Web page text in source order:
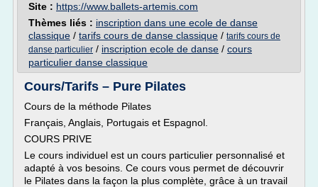
Site : https://www.ballets-artemis.com
Thèmes liés : inscription dans une ecole de danse
classique / tarifs cours de danse classique / tarifs cours de
danse particulier / inscription ecole de danse / cours
particulier danse classique
Cours/Tarifs – Pure Pilates
Cours de la méthode Pilates
Français, Anglais, Portugais et Espagnol.
COURS PRIVE
Le cours individuel est un cours particulier personnalisé et
adapté à vos besoins. Ce cours vous permet de découvrir
le Pilates dans la façon la plus complète, grâce à un travail